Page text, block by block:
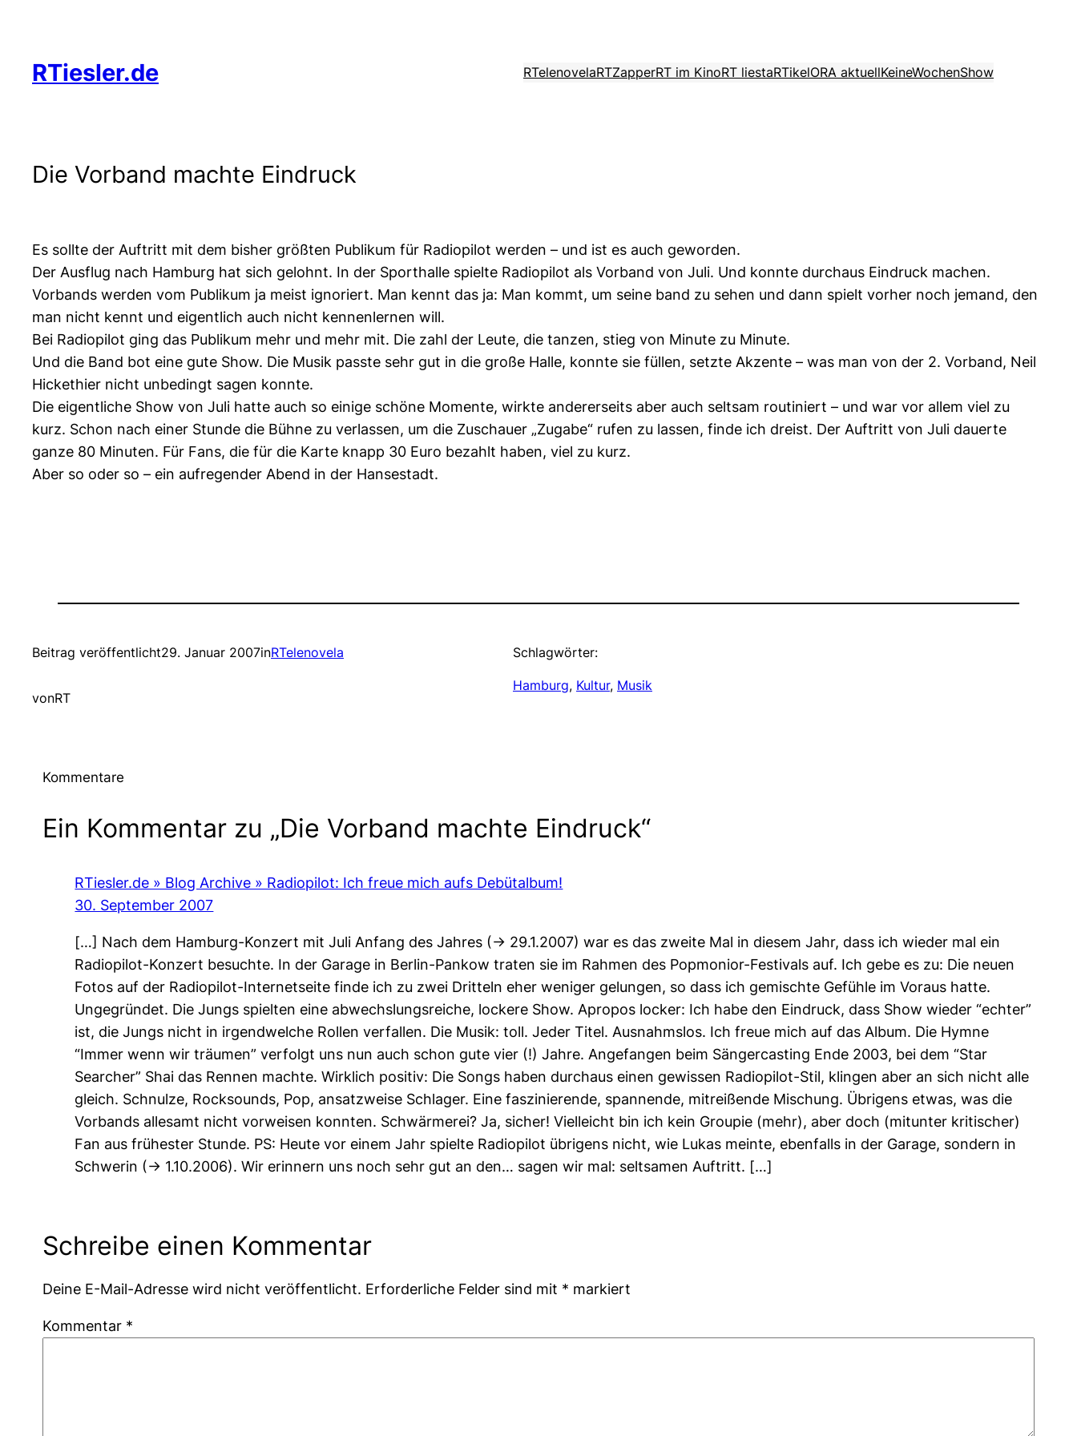
springen
RTiesler.de RTelenovelaRTZapperRT im KinoRT liestaRTikelORA aktuellKeineWochenShow
Die Vorband machte Eindruck
Es sollte der Auftritt mit dem bisher größten Publikum für Radiopilot werden – und ist es auch geworden.
Der Ausflug nach Hamburg hat sich gelohnt. In der Sporthalle spielte Radiopilot als Vorband von Juli. Und konnte durchaus Eindruck machen.
Vorbands werden vom Publikum ja meist ignoriert. Man kennt das ja: Man kommt, um seine band zu sehen und dann spielt vorher noch jemand, den
man nicht kennt und eigentlich auch nicht kennenlernen will.
Bei Radiopilot ging das Publikum mehr und mehr mit. Die zahl der Leute, die tanzen, stieg von Minute zu Minute.
Und die Band bot eine gute Show. Die Musik passte sehr gut in die große Halle, konnte sie füllen, setzte Akzente – was man von der 2. Vorband, Neil
Hickethier nicht unbedingt sagen konnte.
Die eigentliche Show von Juli hatte auch so einige schöne Momente, wirkte andererseits aber auch seltsam routiniert – und war vor allem viel zu
kurz. Schon nach einer Stunde die Bühne zu verlassen, um die Zuschauer „Zugabe“ rufen zu lassen, finde ich dreist. Der Auftritt von Juli dauerte
ganze 80 Minuten. Für Fans, die für die Karte knapp 30 Euro bezahlt haben, viel zu kurz.
Aber so oder so – ein aufregender Abend in der Hansestadt.
Beitrag veröffentlicht29. Januar 2007inRTelenovela
vonRT
Schlagwörter:
Hamburg, Kultur, Musik
Kommentare
Ein Kommentar zu „Die Vorband machte Eindruck“
RTiesler.de » Blog Archive » Radiopilot: Ich freue mich aufs Debütalbum!
30. September 2007
[…] Nach dem Hamburg-Konzert mit Juli Anfang des Jahres (-> 29.1.2007) war es das zweite Mal in diesem Jahr, dass ich wieder mal ein
Radiopilot-Konzert besuchte. In der Garage in Berlin-Pankow traten sie im Rahmen des Popmonior-Festivals auf. Ich gebe es zu: Die neuen
Fotos auf der Radiopilot-Internetseite finde ich zu zwei Dritteln eher weniger gelungen, so dass ich gemischte Gefühle im Voraus hatte.
Ungegründet. Die Jungs spielten eine abwechslungsreiche, lockere Show. Apropos locker: Ich habe den Eindruck, dass Show wieder “echter”
ist, die Jungs nicht in irgendwelche Rollen verfallen. Die Musik: toll. Jeder Titel. Ausnahmslos. Ich freue mich auf das Album. Die Hymne
“Immer wenn wir träumen” verfolgt uns nun auch schon gute vier (!) Jahre. Angefangen beim Sängercasting Ende 2003, bei dem “Star
Searcher” Shai das Rennen machte. Wirklich positiv: Die Songs haben durchaus einen gewissen Radiopilot-Stil, klingen aber an sich nicht alle
gleich. Schnulze, Rocksounds, Pop, ansatzweise Schlager. Eine faszinierende, spannende, mitreißende Mischung. Übrigens etwas, was die
Vorbands allesamt nicht vorweisen konnten. Schwärmerei? Ja, sicher! Vielleicht bin ich kein Groupie (mehr), aber doch (mitunter kritischer)
Fan aus frühester Stunde. PS: Heute vor einem Jahr spielte Radiopilot übrigens nicht, wie Lukas meinte, ebenfalls in der Garage, sondern in
Schwerin (-> 1.10.2006). Wir erinnern uns noch sehr gut an den… sagen wir mal: seltsamen Auftritt. […]
Schreibe einen Kommentar
Deine E-Mail-Adresse wird nicht veröffentlicht. Erforderliche Felder sind mit * markiert
Kommentar *